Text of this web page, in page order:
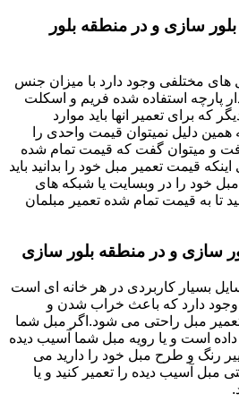
سازی و در منطقه بلور
های مختلفی وجود دارد با میزان جنس
پارچه استفاده شده فریم و اسکلت
که برای تعمیر انها باید موارد
دلیل نمیتوان قیمت واحدی را
و میتوان گفت که قیمت تمام شده
قیمت تعمیر مبل خود را بدانید باید
خود را در وبسایت یا شبکه های
تا به قیمت تمام شده تعمیر مبلمان
سازی و در منطقه بلور سازی
بسیار کاربردی در هر خانه ای است
وجود دارد که باعث خراب شدن و
مبل راحتی می شود.اگر مبل شما
است و یا رویه مبل شما آسیب دیده
رنگ و طرح مبل خود را دارید می
مبل آسیب دیده را تعمیر کنید و یا